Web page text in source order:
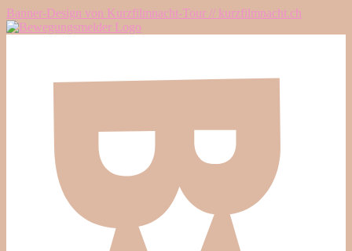
Banner-Design von Kurzfilmnacht-Tour // kurzfilmnacht.ch